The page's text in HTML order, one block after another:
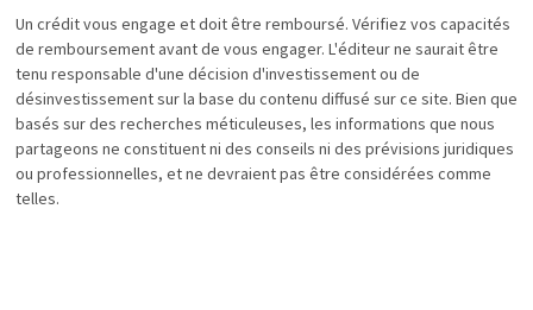
Un crédit vous engage et doit être remboursé. Vérifiez vos capacités
de remboursement avant de vous engager. L'éditeur ne saurait être
tenu responsable d'une décision d'investissement ou de
désinvestissement sur la base du contenu diffusé sur ce site. Bien que
basés sur des recherches méticuleuses, les informations que nous
partageons ne constituent ni des conseils ni des prévisions juridiques
ou professionnelles, et ne devraient pas être considérées comme
telles.